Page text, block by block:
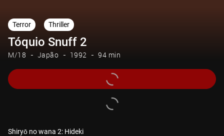
Terror Thriller
Tóquio Snuff 2
M/18 Japão 1992 94 min
Shiryō no wana 2: Hideki